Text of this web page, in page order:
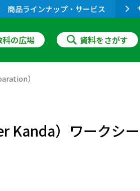
商品ラインナップ・サービス
科の広場 資料をさがす
）
Kanda）ワークシ